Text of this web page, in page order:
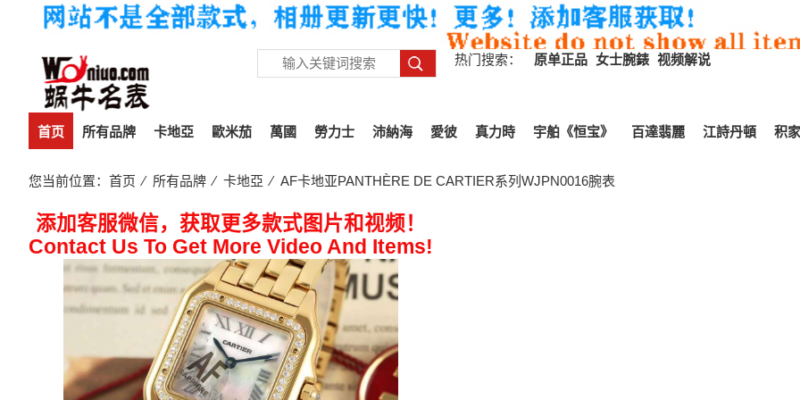
热门搜索： 原单正品 女士腕錶 视频解说
首页 所有品牌 卡地亞 歐米茄 萬國 勞力士 沛納海 愛彼 真力時 宇舶《恒宝》 百達翡麗 江詩丹頓 积家
您当前位置： 首页 ⁄ 所有品牌 ⁄ 卡地亞 ⁄ AF卡地亚PANTHÈRE DE CARTIER系列WJPN0016腕表
添加客服微信，获取更多款式图片和视频！
Contact Us To Get More Video And Items!